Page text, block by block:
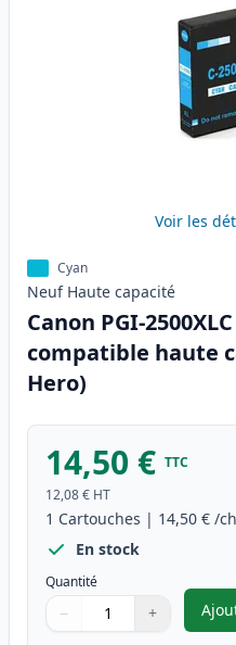
Voir les
Cyan
Neuf Haute capacité
Canon PGI-
compatible haute
Hero)
14,50 € TTC
12,08 € HT
1 Cartouches | 14,50 € /
En stock
Quantité
Quantité
Utilisez les boutons pour
− +
Quantité